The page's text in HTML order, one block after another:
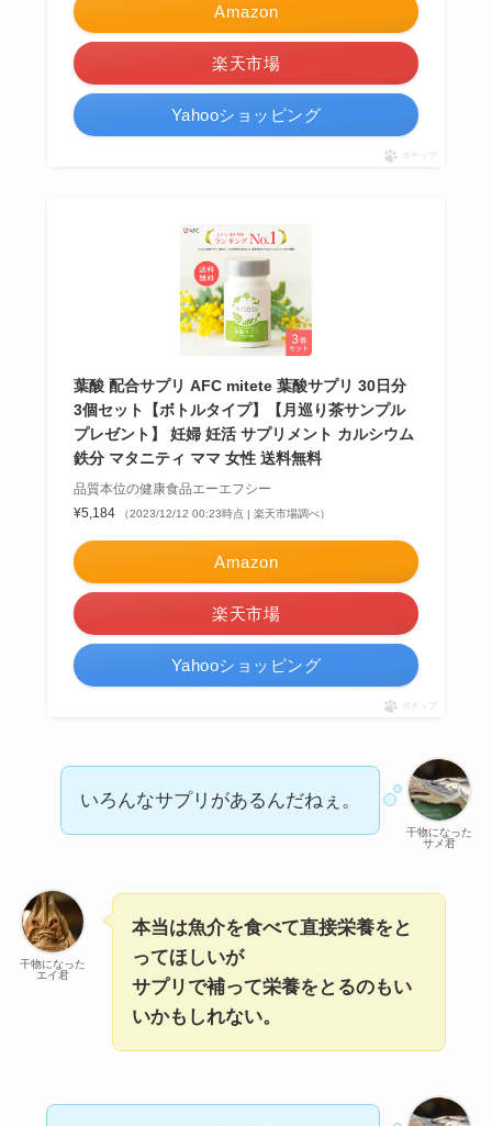
Amazon
楽天市場
Yahooショッピング
ポチップ
葉酸 配合サプリ AFC mitete 葉酸サプリ 30日分
3個セット【ボトルタイプ】【月巡り茶サンプル
プレゼント】 妊婦 妊活 サプリメント カルシウム
鉄分 マタニティ ママ 女性 送料無料
品質本位の健康食品エーエフシー
¥5,184
（2023/12/12 00:23時点 | 楽天市場調べ）
Amazon
楽天市場
Yahooショッピング
ポチップ
干物になった
サメ君
いろんなサプリがあるんだねぇ。
干物になった
エイ君
本当は魚介を食べて直接栄養をと
ってほしいが
サプリで補って栄養をとるのもい
いかもしれない。